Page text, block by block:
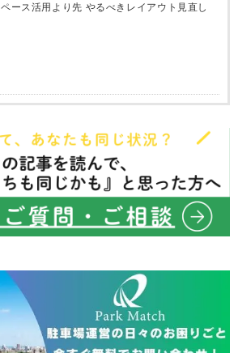
ペース活用より先 やるべきレイアウト見直し